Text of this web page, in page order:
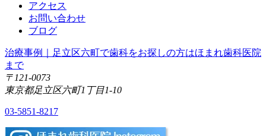
アクセス
お問い合わせ
ブログ
治療事例｜足立区六町で歯科をお探しの方はほまれ歯科医院
まで
〒121-0073
東京都足立区六町1丁目1-10
03-5851-8217